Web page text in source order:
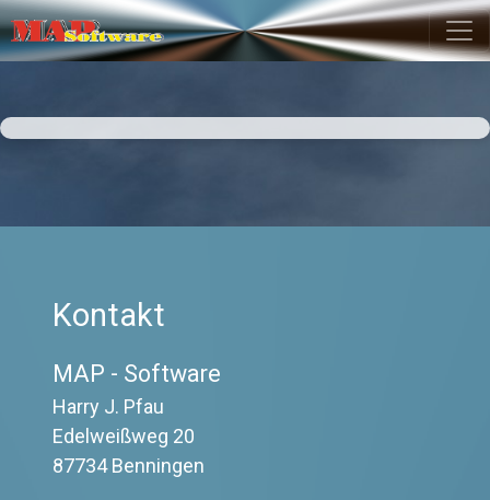
SuchRubrikZum Hauptinhalt springen
Kontakt
MAP - Software
Harry J. Pfau
Edelweißweg 20
87734 Benningen